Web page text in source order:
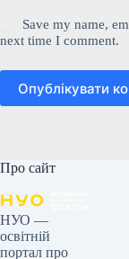
Save my name,
next time I comment.
Опублікувати
Про сайт
НУО —
освітній
портал про